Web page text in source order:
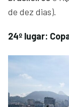
de dez dias).
24º lugar: